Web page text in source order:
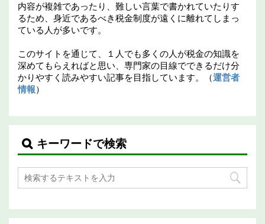
内容が複雑であったり、難しい言葉で書かれていたりす
るため、身近であるべき税金制度が遠くに離れてしまっ
ている人が多いです。
このサイトを通じて、１人でも多くの人が税金の知識を
深めてもらえればと思い、専門家の目線でできるだけ分
かりやすく読みやすい記事を目指しています。（運営者
情報）
キーワードで検索